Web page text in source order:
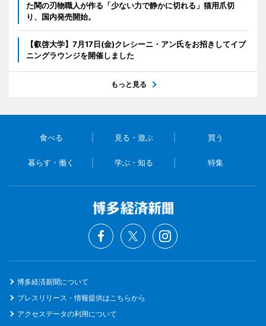
た関の刃物職人が作る「少ない力で静かに切れる」猫用爪切
り、国内発売開始。
【叡啓大学】7月17日(金)クレシーニ・アン氏をお招きしてイブ
ニングラウンジを開催しました
もっと見る
食べる 見る・遊ぶ 買う
暮らす・働く 学ぶ・知る 特集
博多経済新聞について
プレスリリース・情報提供はこちらから
アクセスデータの利用について